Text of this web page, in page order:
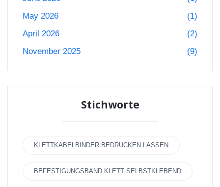
May 2026
(1)
April 2026
(2)
November 2025
(9)
Stichworte
KLETTKABELBINDER BEDRUCKEN LASSEN
BEFESTIGUNGSBAND KLETT SELBSTKLEBEND